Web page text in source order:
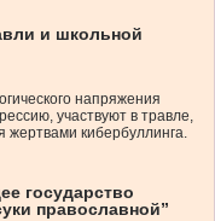
и школьной
напряжения
участвуют в травле,
жертвами кибербуллинга.
государство
православной”